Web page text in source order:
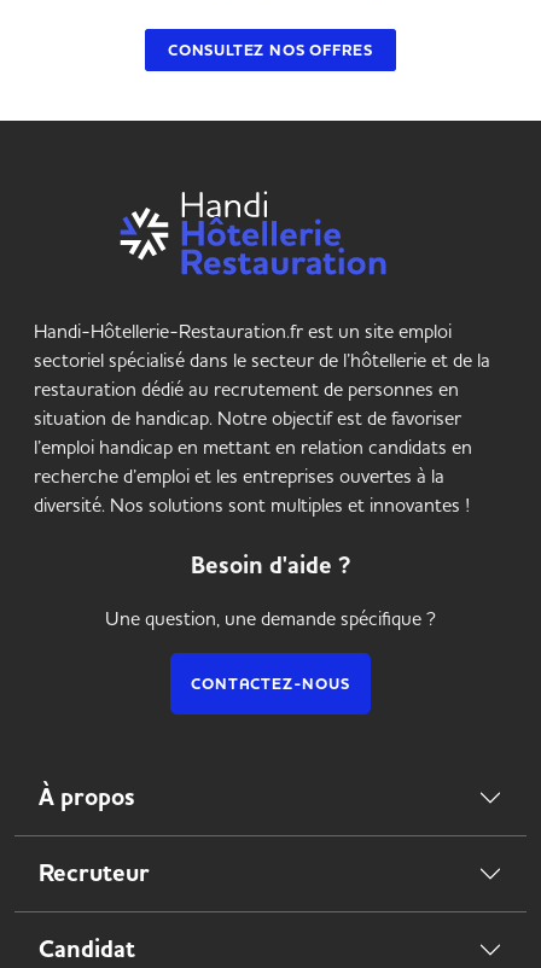
CONSULTEZ NOS OFFRES
Handi-Hôtellerie-Restauration.fr est un site emploi
sectoriel spécialisé dans le secteur de l’hôtellerie et de la
restauration dédié au recrutement de personnes en
situation de handicap. Notre objectif est de favoriser
l’emploi handicap en mettant en relation candidats en
recherche d’emploi et les entreprises ouvertes à la
diversité. Nos solutions sont multiples et innovantes !
Besoin d'aide ?
Une question, une demande spécifique ?
CONTACTEZ-NOUS
À propos
Recruteur
Candidat